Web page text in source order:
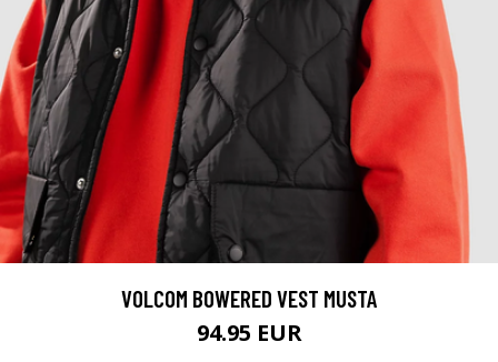
VOLCOM BOWERED VEST MUSTA
94.95 EUR